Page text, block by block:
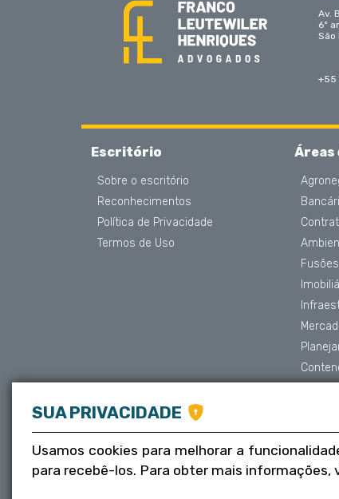
Av.
6º
São
+55
Escritório
Sobre o escritório
Reconhecimentos
Política de Privacidade
Termos de Uso
Áreas
SUA PRIVACIDADE
Usamos cookies para melhorar a
para recebê-los. Para obter mais informações,